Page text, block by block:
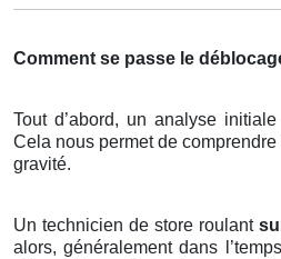
Comment se passe le
Tout d’abord, un analyse
Cela nous permet de
gravité.
Un technicien de store roulant
alors, généralement dans